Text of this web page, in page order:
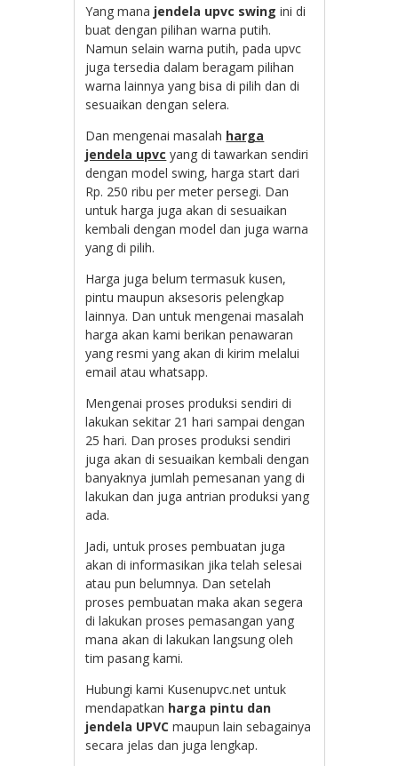
Yang mana jendela upvc swing ini di
buat dengan pilihan warna putih.
Namun selain warna putih, pada upvc
juga tersedia dalam beragam pilihan
warna lainnya yang bisa di pilih dan di
sesuaikan dengan selera.
Dan mengenai masalah harga
jendela upvc yang di tawarkan sendiri
dengan model swing, harga start dari
Rp. 250 ribu per meter persegi. Dan
untuk harga juga akan di sesuaikan
kembali dengan model dan juga warna
yang di pilih.
Harga juga belum termasuk kusen,
pintu maupun aksesoris pelengkap
lainnya. Dan untuk mengenai masalah
harga akan kami berikan penawaran
yang resmi yang akan di kirim melalui
email atau whatsapp.
Mengenai proses produksi sendiri di
lakukan sekitar 21 hari sampai dengan
25 hari. Dan proses produksi sendiri
juga akan di sesuaikan kembali dengan
banyaknya jumlah pemesanan yang di
lakukan dan juga antrian produksi yang
ada.
Jadi, untuk proses pembuatan juga
akan di informasikan jika telah selesai
atau pun belumnya. Dan setelah
proses pembuatan maka akan segera
di lakukan proses pemasangan yang
mana akan di lakukan langsung oleh
tim pasang kami.
Hubungi kami Kusenupvc.net untuk
mendapatkan harga pintu dan
jendela UPVC maupun lain sebagainya
secara jelas dan juga lengkap.